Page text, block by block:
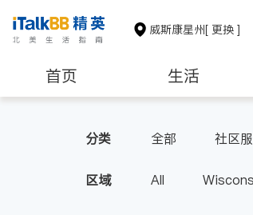
威斯康星州[ 更换 ]
首页 生活
分类 全部 社区
区域 All